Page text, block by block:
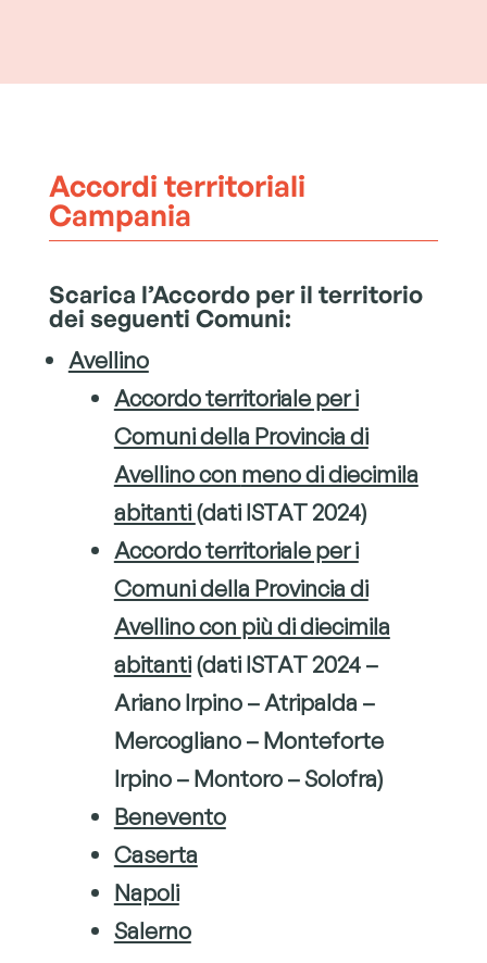
Accordi territoriali
Campania
Scarica l’Accordo per il territorio
dei seguenti Comuni:
Avellino
Accordo territoriale per i
Comuni della Provincia di
Avellino con meno di diecimila
abitanti(dati ISTAT 2024)
Accordo territoriale per i
Comuni della Provincia di
Avellino con più di diecimila
abitanti(dati ISTAT 2024 –
Ariano Irpino – Atripalda –
Mercogliano – Monteforte
Irpino – Montoro – Solofra)
Benevento
Caserta
Napoli
Salerno